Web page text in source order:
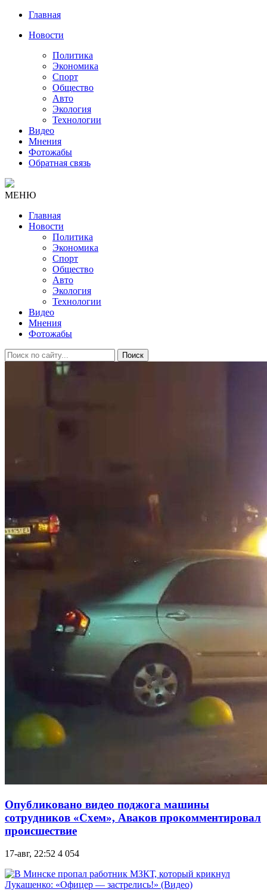
Главная
Новости
Политика
Экономика
Спорт
Общество
Авто
Экология
Технологии
Видео
Мнения
Фотожабы
Обратная связь
МЕНЮ
Главная
Новости
Политика
Экономика
Спорт
Общество
Авто
Экология
Технологии
Видео
Мнения
Фотожабы
Поиск
Опубликовано видео поджога машины
сотрудников «Схем», Аваков прокомментировал
происшествие
17-авг, 22:52 4 054